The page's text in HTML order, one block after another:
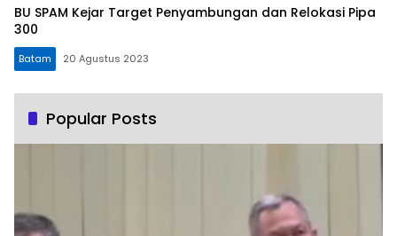
BU SPAM Kejar Target Penyambungan dan Relokasi Pipa
300
Batam 20 Agustus 2023
Popular Posts